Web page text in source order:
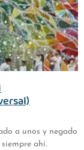
a unos y negado
ahí.